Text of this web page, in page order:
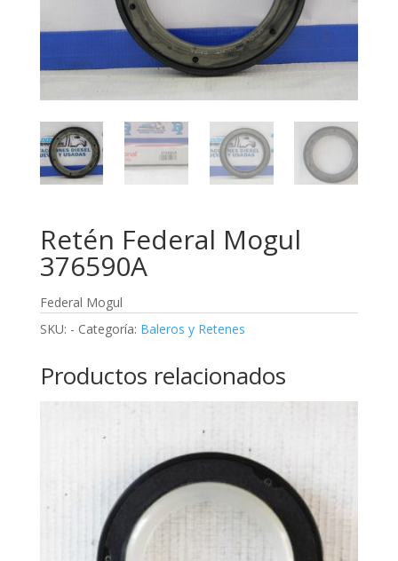
Retén Federal Mogul
376590A
Federal Mogul
SKU: - Categoría: Baleros y Retenes
Productos relacionados